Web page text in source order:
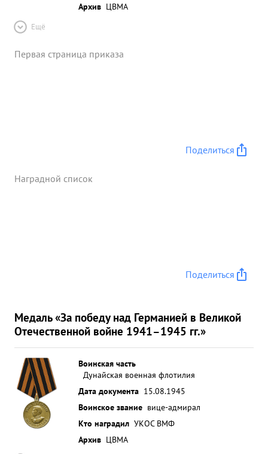
Архив ЦВМА
Ещё
Первая страница приказа
Поделиться
Наградной список
Поделиться
Медаль «За победу над Германией в Великой
Отечественной войне 1941–1945 гг.»
Воинская часть
Дунайская военная флотилия
Дата документа 15.08.1945
Воинское звание вице-адмирал
Кто наградил УКОС ВМФ
Архив ЦВМА